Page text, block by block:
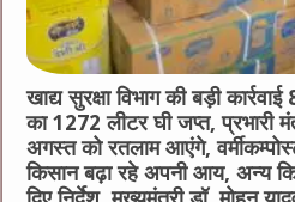
खाद्य सुरक्षा विभाग की बड़ी
का 1272 लीटर घी जप्त, प्रभारी
अगस्त को रतलाम आएंगे,
किसान बढ़ा रहे अपनी आय, अन्य